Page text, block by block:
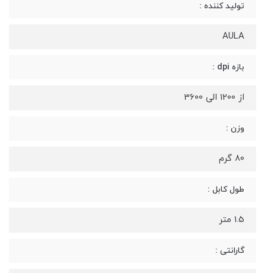
تولید کننده :
AULA
بازه dpi :
از 1200 الی 3600
وزن :
80 گرم
طول کابل :
1.5 متر
گارانتی :